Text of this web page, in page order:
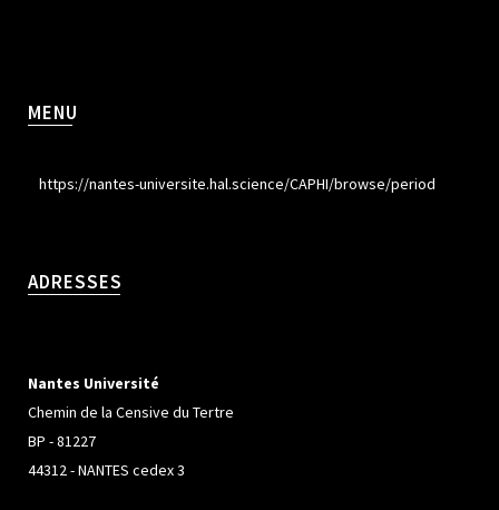
MENU
https://nantes-universite.hal.science/CAPHI/browse/period
ADRESSES
Nantes Université
Chemin de la Censive du Tertre
BP - 81227
44312 - NANTES cedex 3